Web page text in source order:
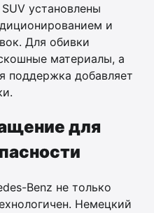
установлены
и
Для обивки
материалы, а
поддержка добавляет
для
Benz не только
Немецкий